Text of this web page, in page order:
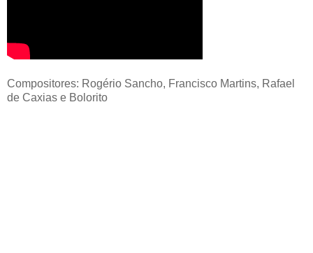
Compositores: Rogério Sancho, Francisco Martins, Rafael
de Caxias e Bolorito